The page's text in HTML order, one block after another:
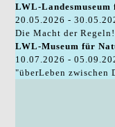
LWL-
20.05.2026 -
Die Macht der Regeln!
LWL-Museum für
10.07.2026 -
"überLeben zwischen